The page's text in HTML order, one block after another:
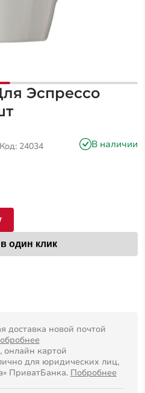
Эспрессо
24034 В наличии
один клик
доставка новой почтой
онлайн картой
для юридических лиц,
ПриватБанка. Побробнее